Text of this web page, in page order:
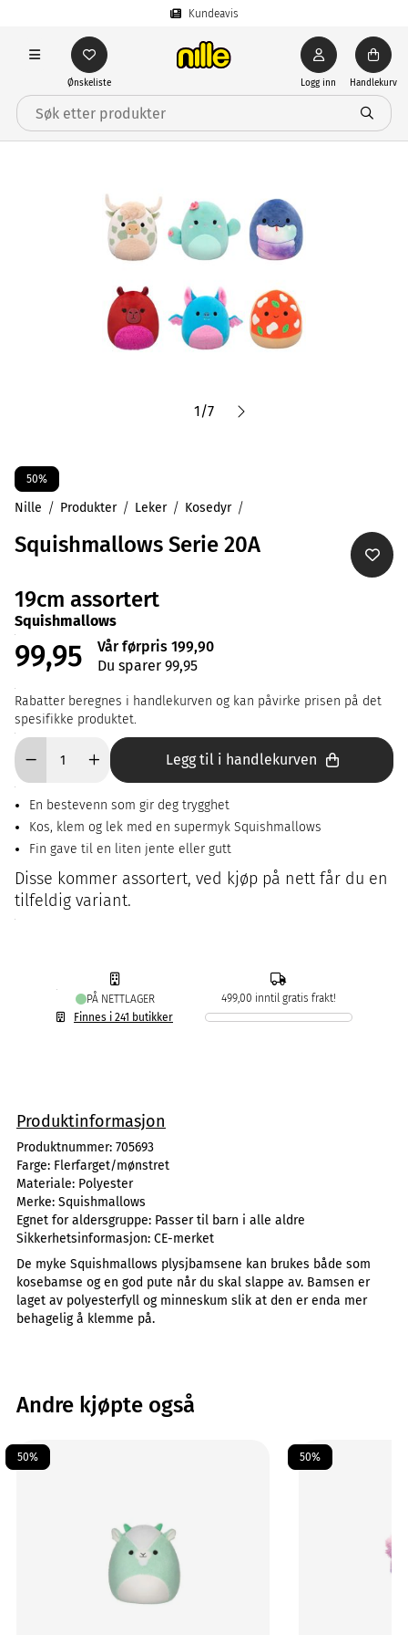
Kundeavis
Ønskeliste Logg inn Handlekurv
1/7
50%
Nille Produkter Leker Kosedyr
Squishmallows Serie 20A
19cm assortert
Squishmallows
99,95
Vår førpris 199,90
Du sparer 99,95
Rabatter beregnes i handlekurven og kan påvirke prisen på det
spesifikke produktet.
Legg til i handlekurven
En bestevenn som gir deg trygghet
Kos, klem og lek med en supermyk Squishmallows
Fin gave til en liten jente eller gutt
Disse kommer assortert, ved kjøp på nett får du en
tilfeldig variant.
PÅ NETTLAGER
Finnes i 241 butikker
499,00 inntil gratis frakt!
Produktinformasjon
Produktnummer: 705693
Farge: Flerfarget/mønstret
Materiale: Polyester
Merke: Squishmallows
Egnet for aldersgruppe: Passer til barn i alle aldre
Sikkerhetsinformasjon: CE-merket
De myke Squishmallows plysjbamsene kan brukes både som
kosebamse og en god pute når du skal slappe av. Bamsen er
laget av polyesterfyll og minneskum slik at den er enda mer
behagelig å klemme på.
Andre kjøpte også
50% 50%